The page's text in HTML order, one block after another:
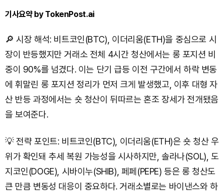
기사요약 by TokenPost.ai
🔎 시장 해석: 비트코인(BTC), 이더리움(ETH)을 중심으로 시
장이 반등했지만 거래소 전체 4시간 청산에서는 롱 포지션 비
중이 90%를 넘겼다. 이는 단기 급등 이전 구간에서 하락 변동
에 휘말린 롱 포지션 정리가 먼저 크게 발생했고, 이후 대형 자
산 반등 과정에서는 숏 청산이 뒤따르는 혼조 장세가 전개됐음
을 보여준다.
💡 전략 포인트: 비트코인(BTC), 이더리움(ETH)은 숏 청산 우
위가 확인돼 추세 복원 가능성을 시사하지만, 솔라나(SOL), 도
지코인(DOGE), 시바이누(SHIB), 페페(PEPE) 등은 롱 청산도
큰 만큼 변동성 대응이 중요하다. 거래소별로는 바이낸스와 하